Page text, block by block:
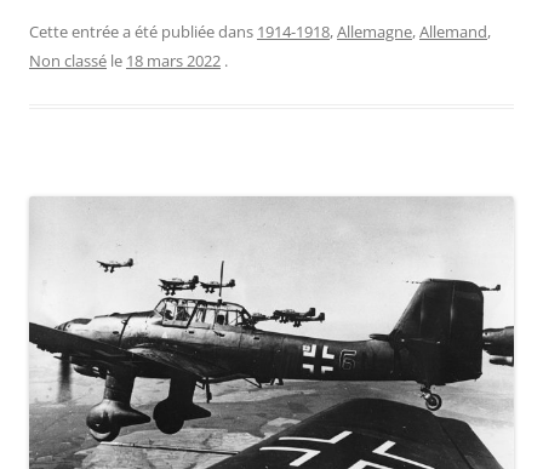
Cette entrée a été publiée dans 1914-1918,Allemagne,Allemand,
Non classé le 18 mars 2022 .